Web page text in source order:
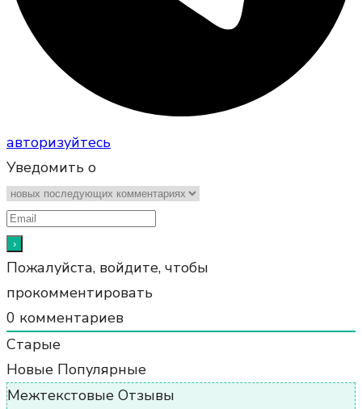
авторизуйтесь
Уведомить о
Пожалуйста, войдите, чтобы
прокомментировать
0 комментариев
Старые
Новые Популярные
Межтекстовые Отзывы